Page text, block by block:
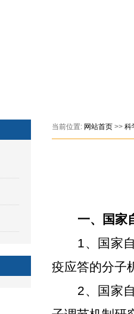
当前位置: 网站首页 >> 科
一、国家
1、国家
疫应答的分子
2、国家